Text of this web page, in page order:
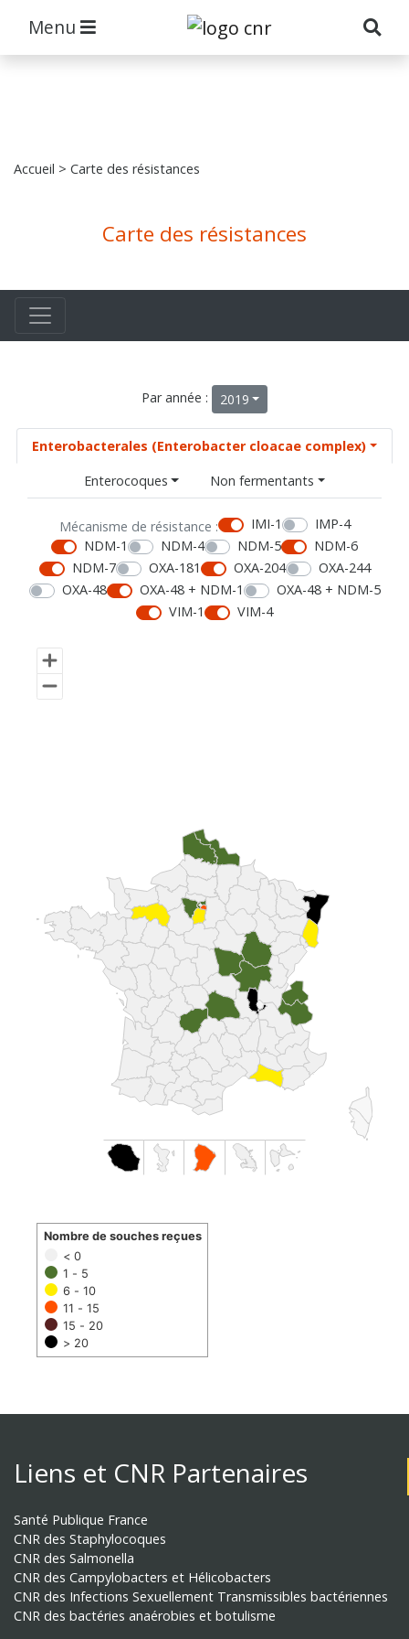
Menu
Accueil > Carte des résistances
Carte des résistances
Par année : 2019
Enterobacterales (Enterobacter cloacae complex)
Enterocoques
Non fermentants
Mécanisme de résistance : IMI-1
IMP-4
NDM-1
NDM-4 NDM-5
NDM-6
NDM-7
OXA-181 OXA-204
OXA-244
OXA-48
OXA-48 + NDM-1
OXA-48 + NDM-5
VIM-1
VIM-4
< 0
1 - 5
6 - 10
11 - 15
15 - 20
> 20
Nombre de souches reçues
Liens et CNR Partenaires
Santé Publique France
CNR des Staphylocoques
CNR des Salmonella
CNR des Campylobacters et Hélicobacters
CNR des Infections Sexuellement Transmissibles bactériennes
CNR des bactéries anaérobies et botulisme